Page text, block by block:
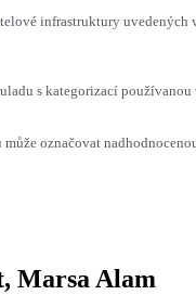
infrastruktury uvedených
s kategorizací
označovat
Marsa Alam